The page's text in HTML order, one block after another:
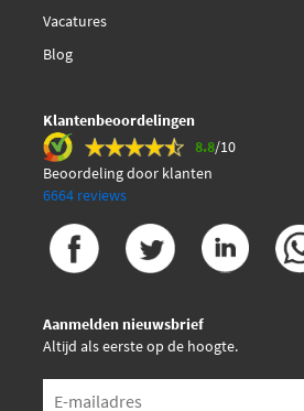
Vacatures
Blog
Klantenbeoordelingen
8.8/10
Beoordeling door klanten
6664 reviews
Aanmelden nieuwsbrief
Altijd als eerste op de hoogte.